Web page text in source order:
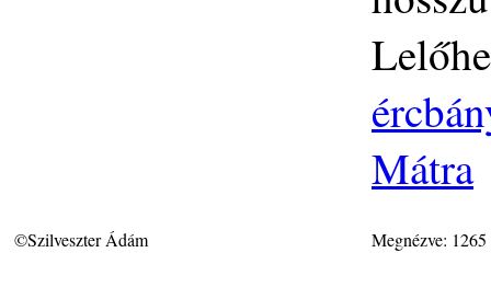
Mátra
©Szilveszter Ádám Megnézve: